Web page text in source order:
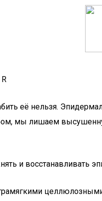
её нельзя.
мы лишаем
и восстанавливать